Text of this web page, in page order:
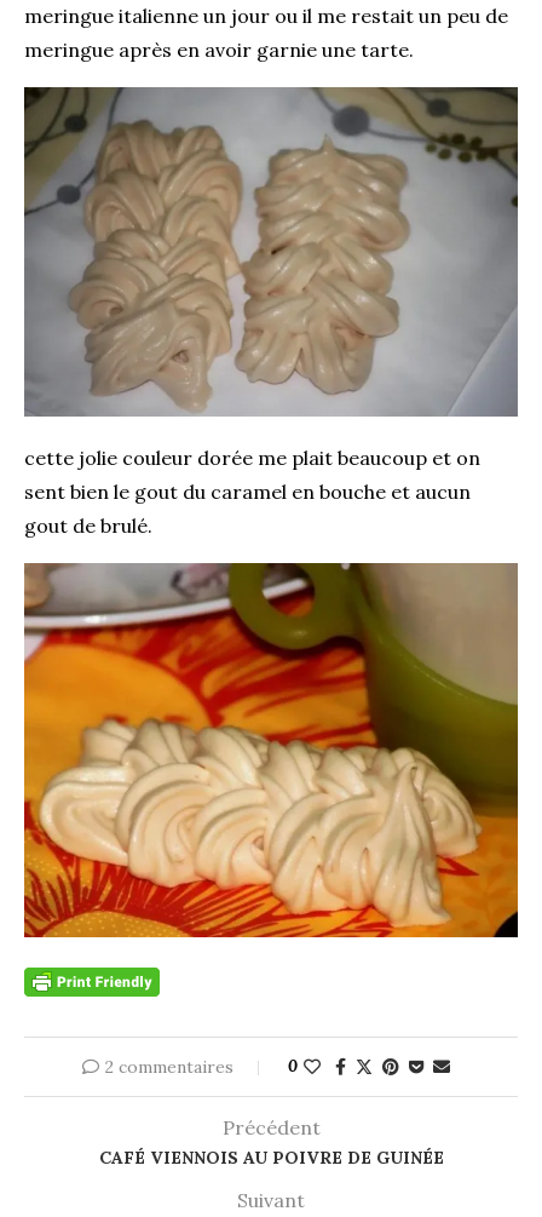
meringue italienne un jour ou il me restait un peu de
meringue après en avoir garnie une tarte.
cette jolie couleur dorée me plait beaucoup et on
sent bien le gout du caramel en bouche et aucun
gout de brulé.
2 commentaires 0
Précédent
CAFÉ VIENNOIS AU POIVRE DE GUINÉE
Suivant